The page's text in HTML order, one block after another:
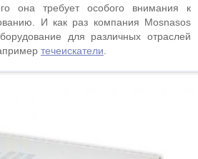
она требует особого внимания к
И как раз компания Мosnasos
для различных отраслей
течеискатели